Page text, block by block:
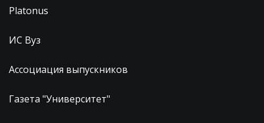
Platonus
ИС Вуз
Ассоциация выпускников
Газета "Университет"